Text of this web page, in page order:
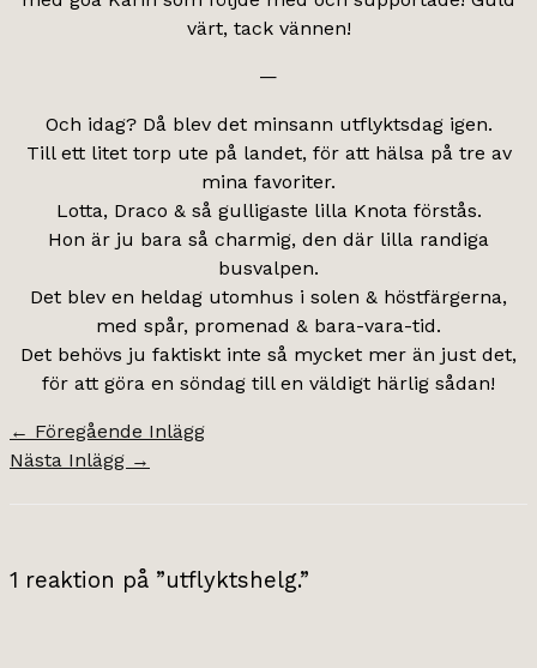
värt, tack vännen!
—
Och idag? Då blev det minsann utflyktsdag igen.
Till ett litet torp ute på landet, för att hälsa på tre av
mina favoriter.
Lotta, Draco & så gulligaste lilla Knota förstås.
Hon är ju bara så charmig, den där lilla randiga
busvalpen.
Det blev en heldag utomhus i solen & höstfärgerna,
med spår, promenad & bara-vara-tid.
Det behövs ju faktiskt inte så mycket mer än just det,
för att göra en söndag till en väldigt härlig sådan!
← Föregående Inlägg
Nästa Inlägg →
1 reaktion på ”utflyktshelg.”